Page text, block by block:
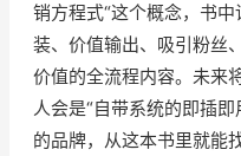
销方程式“这个概念，书
装、价值输出、吸引粉丝
价值的全流程内容。未来
人会是“自带系统的即插
的品牌，从这本书里就能